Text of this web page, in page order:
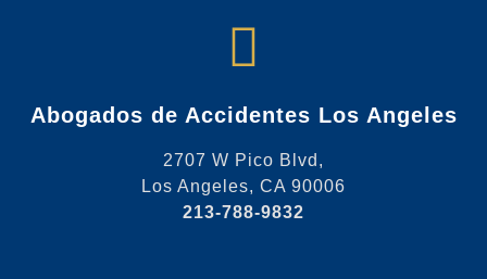
Abogados de Accidentes Los Angeles
2707 W Pico Blvd,
Los Angeles, CA 90006
213-788-9832